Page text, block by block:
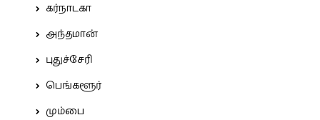
கர்நாடகா
அந்தமான்
புதுச்சேரி
பெங்களூர்
மும்பை